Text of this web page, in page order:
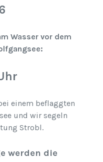
Wasser vor dem
einem beflaggten
und wir segeln
Strobl.
werden die